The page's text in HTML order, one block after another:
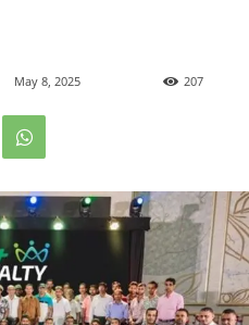
May 8, 2025 207